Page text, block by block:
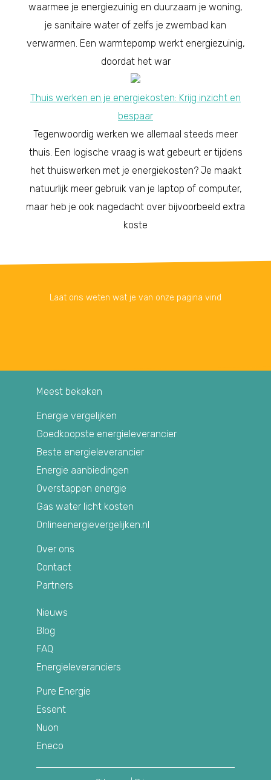
waarmee je energiezuinig en duurzaam je woning,
je sanitaire water of zelfs je zwembad kan
verwarmen. Een warmtepomp werkt energiezuinig,
doordat het war
Thuis werken en je energiekosten: Krijg inzicht en
bespaar
Tegenwoordig werken we allemaal steeds meer
thuis. Een logische vraag is wat gebeurt er tijdens
het thuiswerken met je energiekosten? Je maakt
natuurlijk meer gebruik van je laptop of computer,
maar heb je ook nagedacht over bijvoorbeeld extra
koste
Laat ons weten wat je van onze pagina vind
Meest bekeken
Energie vergelijken
Goedkoopste energieleverancier
Beste energieleverancier
Energie aanbiedingen
Overstappen energie
Gas water licht kosten
Onlineenergievergelijken.nl
Over ons
Contact
Partners
Nieuws
Blog
FAQ
Energieleveranciers
Pure Energie
Essent
Nuon
Eneco